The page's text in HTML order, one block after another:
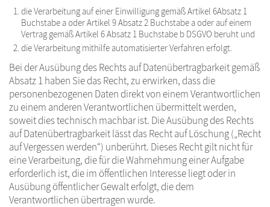
die Verarbeitung auf einer Einwilligung gemäß Artikel 6Absatz 1
Buchstabe a oder Artikel 9 Absatz 2 Buchstabe a oder auf einem
Vertrag gemäß Artikel 6 Absatz 1 Buchstabe b DSGVO beruht und
die Verarbeitung mithilfe automatisierter Verfahren erfolgt.
Bei der Ausübung des Rechts auf Datenübertragbarkeit gemäß
Absatz 1 haben Sie das Recht, zu erwirken, dass die
personenbezogenen Daten direkt von einem Verantwortlichen
zu einem anderen Verantwortlichen übermittelt werden,
soweit dies technisch machbar ist. Die Ausübung des Rechts
auf Datenübertragbarkeit lässt das Recht auf Löschung („Recht
auf Vergessen werden“) unberührt. Dieses Recht gilt nicht für
eine Verarbeitung, die für die Wahrnehmung einer Aufgabe
erforderlich ist, die im öffentlichen Interesse liegt oder in
Ausübung öffentlicher Gewalt erfolgt, die dem
Verantwortlichen übertragen wurde.